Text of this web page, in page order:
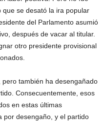
se desató la ira popular
del Parlamento asumió
después de vacar al titular.
otro presidente provisional
también ha desengañado
Consecuentemente, esos
en estas últimas
por desengaño, y el partido